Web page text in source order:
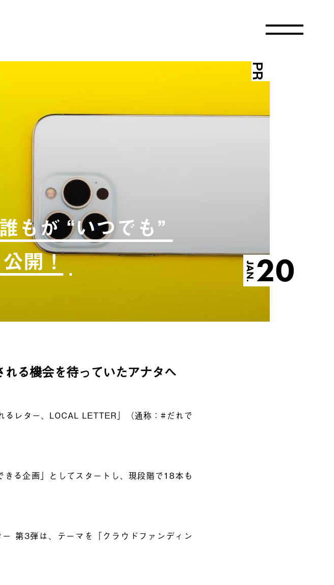
もが “いつでも”
開！
JAN.20
PR
る機会を待っていたアナタへ
レター、LOCAL LETTER」（通称：#だれで
きる企画」としてスタートし、現段階で18本も
第3弾は、テーマを「クラウドファンディン